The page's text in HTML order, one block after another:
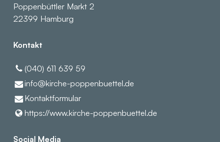
Poppenbüttler Markt 2
22399 Hamburg
Kontakt
(040) 611 639 59
info@​kirche-poppenbuettel.​de
Kontaktformular
https://www.​kirche-poppenbuettel.​de
Social Media